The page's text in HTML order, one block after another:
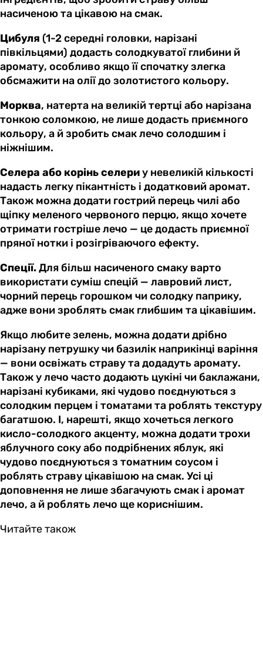
насиченою та цікавою на смак.
Цибуля (1-2 середні головки, нарізані
півкільцями) додасть солодкуватої глибини й
аромату, особливо якщо її спочатку злегка
обсмажити на олії до золотистого кольору.
Морква, натерта на великій тертці або нарізана
тонкою соломкою, не лише додасть приємного
кольору, а й зробить смак лечо солодшим і
ніжнішим.
Селера або корінь селериу невеликій кількості
надасть легку пікантність і додатковий аромат.
Також можна додати гострий перець чилі або
щіпку меленого червоного перцю, якщо хочете
отримати гостріше лечо — це додасть приємної
пряної нотки і розігріваючого ефекту.
Спеції.Для більш насиченого смаку варто
використати суміш спецій — лавровий лист,
чорний перець горошком чи солодку паприку,
адже вони зроблять смак глибшим та цікавішим.
Якщо любите зелень, можна додати дрібно
нарізану петрушку чи базилік наприкінці варіння
— вони освіжать страву та додадуть аромату.
Також у лечо часто додають цукіні чи баклажани,
нарізані кубиками, які чудово поєднуються з
солодким перцем і томатами та роблять текстуру
багатшою. І, нарешті, якщо хочеться легкого
кисло-солодкого акценту, можна додати трохи
яблучного соку або подрібнених яблук, які
чудово поєднуються з томатним соусом і
роблять страву цікавішою на смак. Усі ці
доповнення не лише збагачують смак і аромат
лечо, а й роблять лечо ще кориснішим.
Читайте також